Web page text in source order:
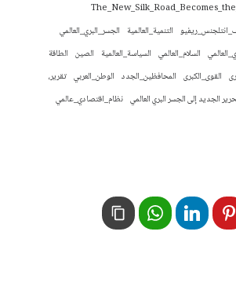
التنمية_العالمية الجسر_البري_العالمي
السلام_العالمي السياسة_العالمية الصين الطاقة
القوى_الكبرى المحافظين_الجدد الوطن_العربي تقرير،
الجديد إلى الجسر البري العالمي نظام_اقتصادي_عالمي